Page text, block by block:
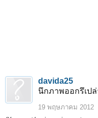
davida25
นึกภาพออกรึเปล่
19 พฤษภาคม 2012